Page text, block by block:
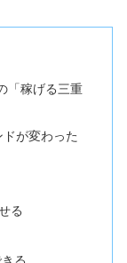
「稼げる三重
が変わった
る
る